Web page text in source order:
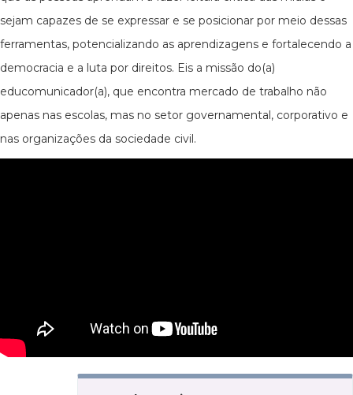
sejam capazes de se expressar e se posicionar por meio dessas
ferramentas, potencializando as aprendizagens e fortalecendo a
democracia e a luta por direitos. Eis a missão do(a)
educomunicador(a), que encontra mercado de trabalho não
apenas nas escolas, mas no setor governamental, corporativo e
nas organizações da sociedade civil.